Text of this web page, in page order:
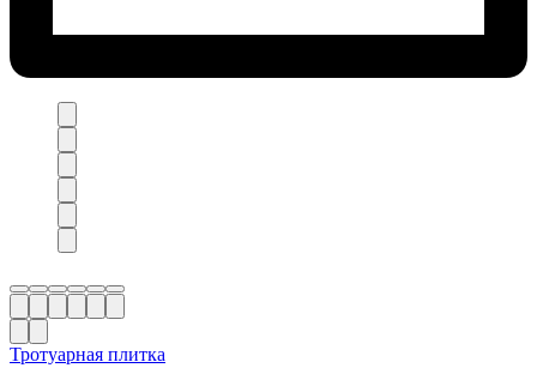
Тротуарная плитка